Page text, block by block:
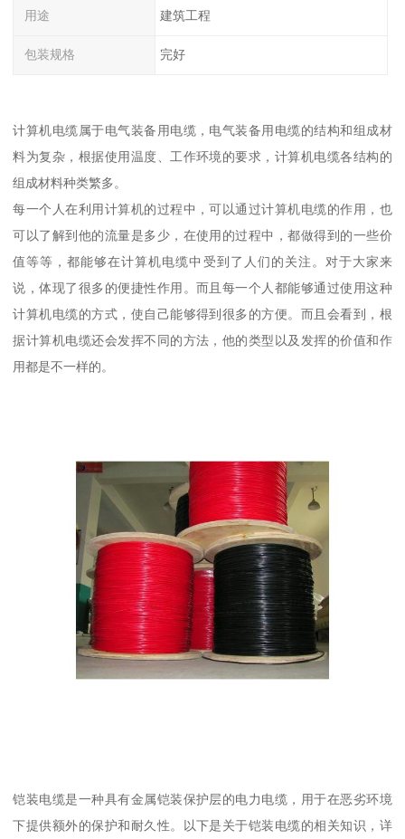
用途 建筑工程
包装规格 完好
计算机电缆属于电气装备用电缆，电气装备用电缆的结构和组成材
料为复杂，根据使用温度、工作环境的要求，计算机电缆各结构的
组成材料种类繁多。
每一个人在利用计算机的过程中，可以通过计算机电缆的作用，也
可以了解到他的流量是多少，在使用的过程中，都做得到的一些价
值等等，都能够在计算机电缆中受到了人们的关注。对于大家来
说，体现了很多的便捷性作用。而且每一个人都能够通过使用这种
计算机电缆的方式，使自己能够得到很多的方便。而且会看到，根
据计算机电缆还会发挥不同的方法，他的类型以及发挥的价值和作
用都是不一样的。
铠装电缆是一种具有金属铠装保护层的电力电缆，用于在恶劣环境
下提供额外的保护和耐久性。以下是关于铠装电缆的相关知识，详